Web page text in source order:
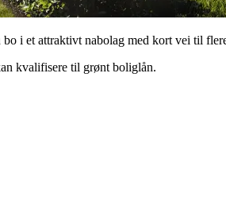
i et attraktivt nabolag med kort vei til
kvalifisere til grønt boliglån.